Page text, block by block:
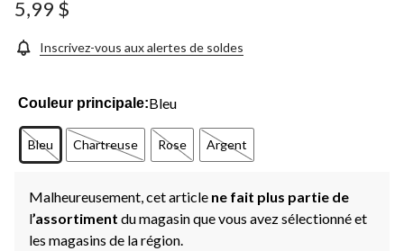
même
page.
5,99 $
Inscrivez-vous aux alertes de soldes
Couleur principale:Bleu
Bleu Chartreuse Rose Argent
Malheureusement, cet article ne fait plus partie de
l’assortiment du magasin que vous avez sélectionné et
les magasins de la région.